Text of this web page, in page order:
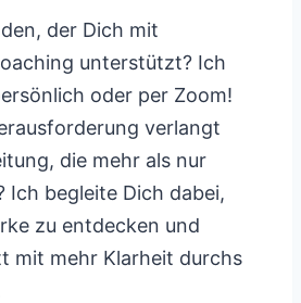
der Dich mit
unterstützt? Ich
oder per Zoom!
verlangt
die mehr als nur
Ich begleite Dich dabei,
zu entdecken und
mit mehr Klarheit durchs